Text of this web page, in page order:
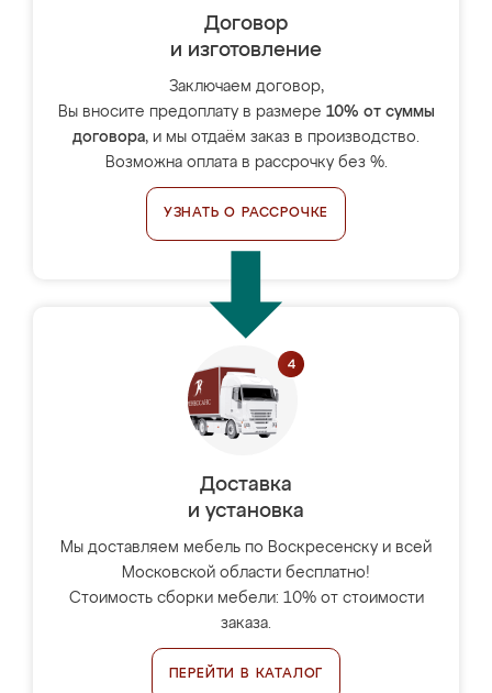
Договор
и изготовление
Заключаем договор,
Вы вносите предоплату в размере 10% от суммы
договора, и мы отдаём заказ в производство.
Возможна оплата в рассрочку без %.
УЗНАТЬ О РАССРОЧКЕ
Доставка
и установка
Мы доставляем мебель по Воскресенску и всей
Московской области бесплатно!
Стоимость сборки мебели: 10% от стоимости
заказа.
ПЕРЕЙТИ В КАТАЛОГ